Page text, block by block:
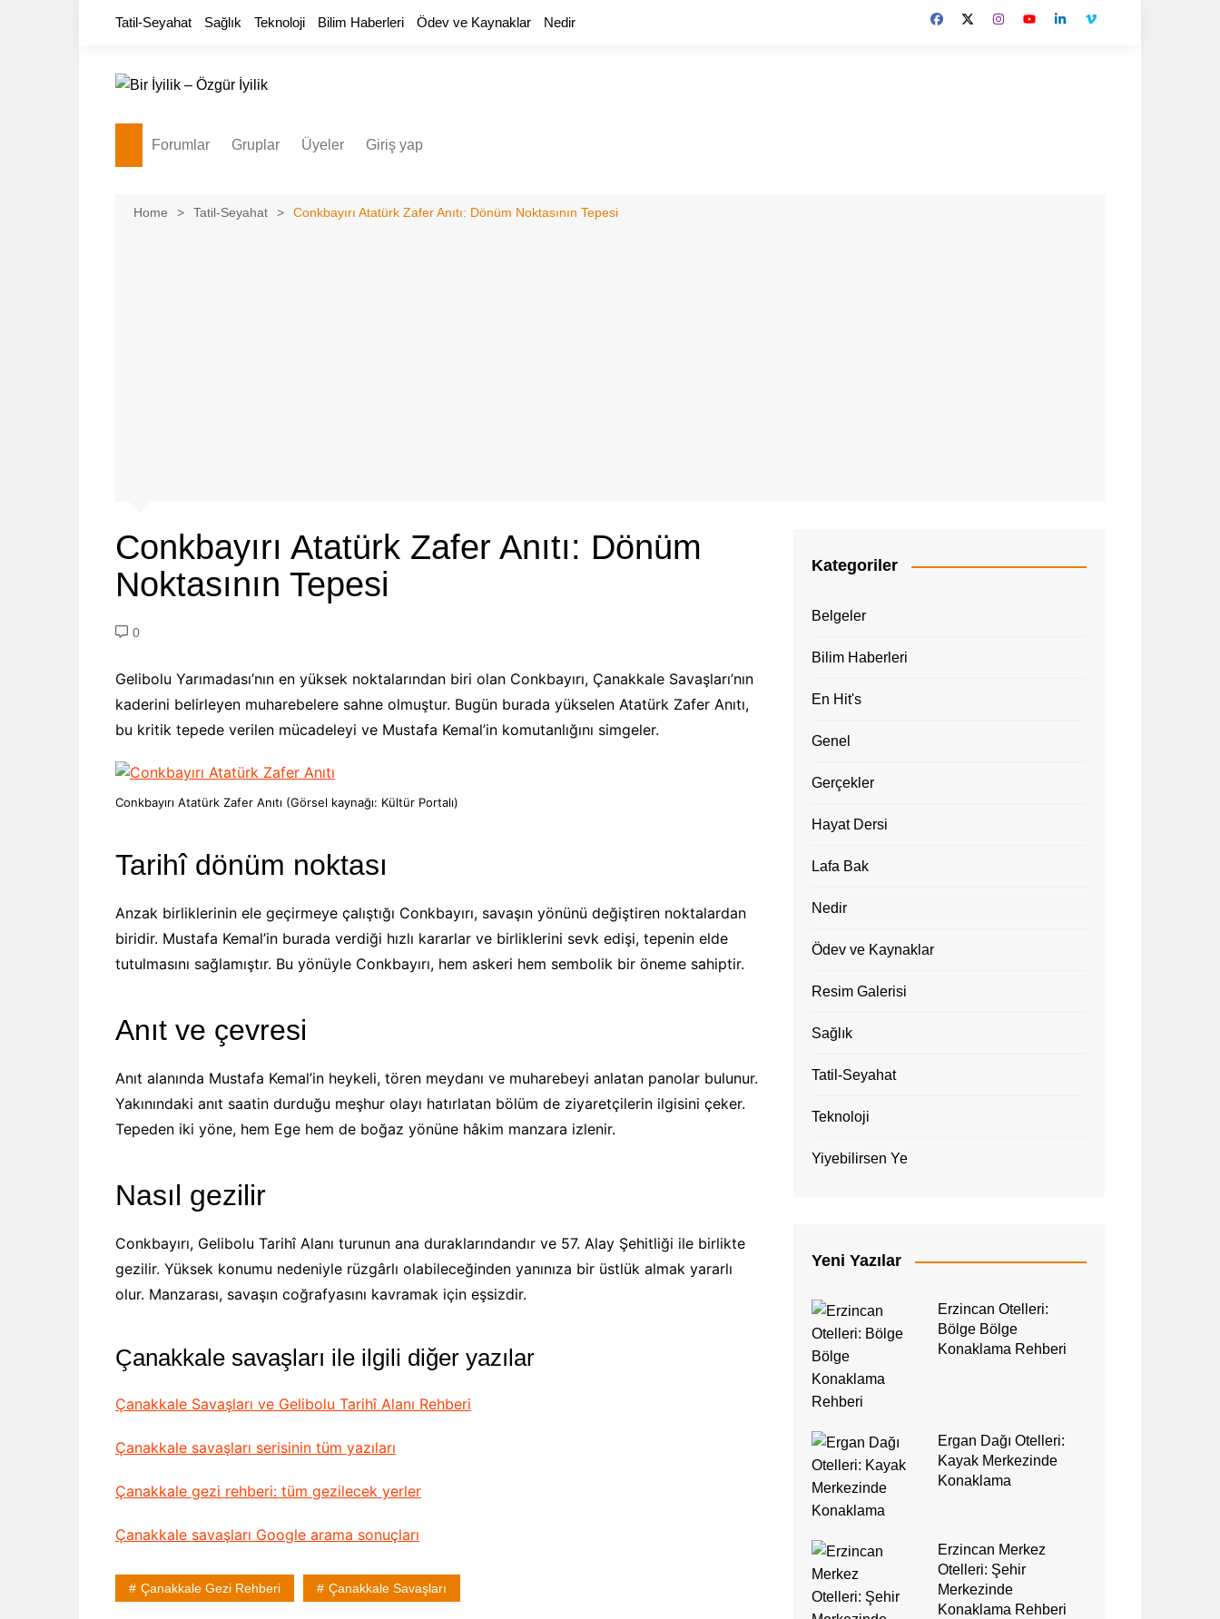
Tatil-Seyahat Sağlık Teknoloji Bilim Haberleri Ödev ve Kaynaklar Nedir
Forumlar Gruplar Üyeler Giriş yap
Home Tatil-Seyahat Conkbayırı Atatürk Zafer Anıtı: Dönüm Noktasının Tepesi
Conkbayırı Atatürk Zafer Anıtı: Dönüm
Noktasının Tepesi
0
Gelibolu Yarımadası’nın en yüksek noktalarından biri olan Conkbayırı, Çanakkale Savaşları’nın
kaderini belirleyen muharebelere sahne olmuştur. Bugün burada yükselen Atatürk Zafer Anıtı,
bu kritik tepede verilen mücadeleyi ve Mustafa Kemal’in komutanlığını simgeler.
Conkbayırı Atatürk Zafer Anıtı (Görsel kaynağı: Kültür Portalı)
Tarihî dönüm noktası
Anzak birliklerinin ele geçirmeye çalıştığı Conkbayırı, savaşın yönünü değiştiren noktalardan
biridir. Mustafa Kemal’in burada verdiği hızlı kararlar ve birliklerini sevk edişi, tepenin elde
tutulmasını sağlamıştır. Bu yönüyle Conkbayırı, hem askeri hem sembolik bir öneme sahiptir.
Anıt ve çevresi
Anıt alanında Mustafa Kemal’in heykeli, tören meydanı ve muharebeyi anlatan panolar bulunur.
Yakınındaki anıt saatin durduğu meşhur olayı hatırlatan bölüm de ziyaretçilerin ilgisini çeker.
Tepeden iki yöne, hem Ege hem de boğaz yönüne hâkim manzara izlenir.
Nasıl gezilir
Conkbayırı, Gelibolu Tarihî Alanı turunun ana duraklarındandır ve 57. Alay Şehitliği ile birlikte
gezilir. Yüksek konumu nedeniyle rüzgârlı olabileceğinden yanınıza bir üstlük almak yararlı
olur. Manzarası, savaşın coğrafyasını kavramak için eşsizdir.
Çanakkale savaşları ile ilgili diğer yazılar
Çanakkale Savaşları ve Gelibolu Tarihî Alanı Rehberi
Çanakkale savaşları serisinin tüm yazıları
Çanakkale gezi rehberi: tüm gezilecek yerler
Çanakkale savaşları Google arama sonuçları
Çanakkale Gezi Rehberi Çanakkale Savaşları
Kategoriler
Belgeler
Bilim Haberleri
En Hit's
Genel
Gerçekler
Hayat Dersi
Lafa Bak
Nedir
Ödev ve Kaynaklar
Resim Galerisi
Sağlık
Tatil-Seyahat
Teknoloji
Yiyebilirsen Ye
Yeni Yazılar
Erzincan Otelleri:
Bölge Bölge
Konaklama Rehberi
Ergan Dağı Otelleri:
Kayak Merkezinde
Konaklama
Erzincan Merkez
Otelleri: Şehir
Merkezinde
Konaklama Rehberi